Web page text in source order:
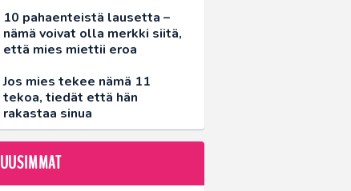
10 pahaenteistä lausetta –
nämä voivat olla merkki siitä,
että mies miettii eroa
Jos mies tekee nämä 11
tekoa, tiedät että hän
rakastaa sinua
UUSIMMAT